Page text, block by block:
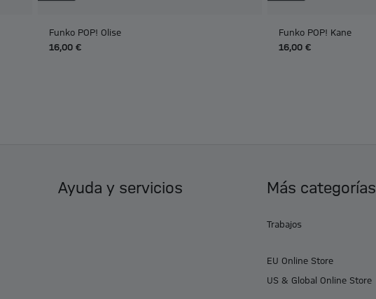
Funko POP! Olise
16,00 €
Funko POP! Kane
16,00 €
Ayuda y servicios Más categorías
Trabajos
EU Online Store
US & Global Online Store